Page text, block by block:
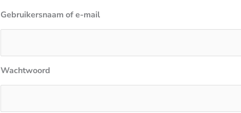
Gebruikersnaam of e-mail
Wachtwoord